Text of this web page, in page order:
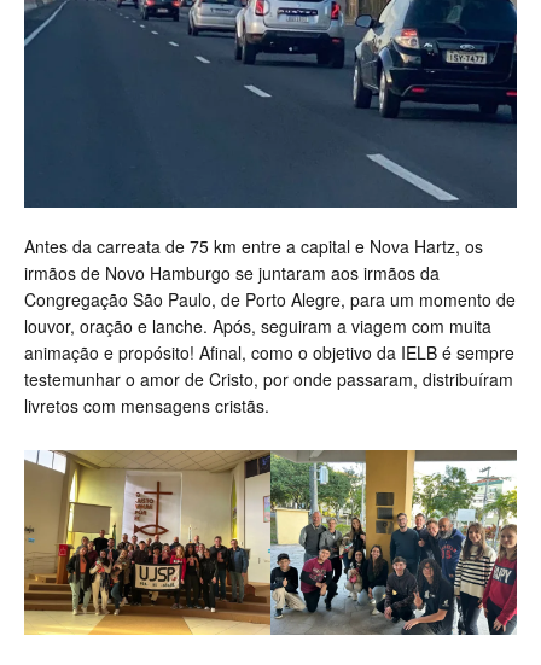
Antes da carreata de 75 km entre a capital e Nova Hartz, os
irmãos de Novo Hamburgo se juntaram aos irmãos da
Congregação São Paulo, de Porto Alegre, para um momento de
louvor, oração e lanche. Após, seguiram a viagem com muita
animação e propósito! Afinal, como o objetivo da IELB é sempre
testemunhar o amor de Cristo, por onde passaram, distribuíram
livretos com mensagens cristãs.